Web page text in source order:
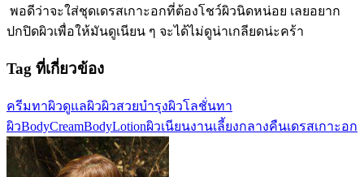
พอดีว่าจะใส่ชุดเดรสเกาะอกที่ต้องโชว์ผิวนิดหน่อย เลยอยาก
ปกปิดผิวเพื่อให้มันดูเนียน ๆ จะได้ไม่ดูน่าเกลียดน่ะคร้า
Tag ที่เกี่ยวข้อง
ครีมทาผิวดูแลผิวผิวสวยบำรุงผิวโลชั่นทา
ผิวBodyCreamBodyLotionผิวเนียนงานเลี้ยงกลางคืนเดรสเกาะอก